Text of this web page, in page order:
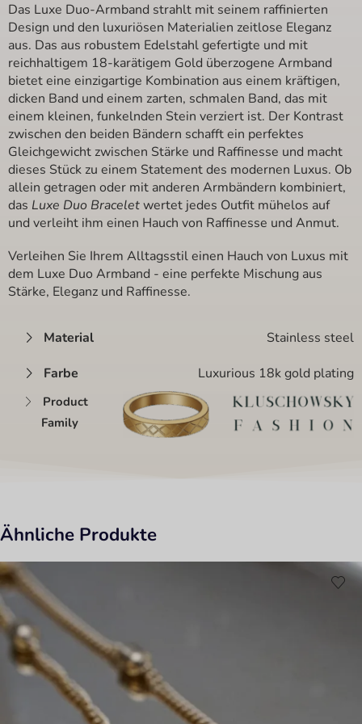
Das Luxe Duo-Armband strahlt mit seinem raffinierten
Design und den luxuriösen Materialien zeitlose Eleganz
aus. Das aus robustem Edelstahl gefertigte und mit
reichhaltigem 18-karätigem Gold überzogene Armband
bietet eine einzigartige Kombination aus einem kräftigen,
dicken Band und einem zarten, schmalen Band, das mit
einem kleinen, funkelnden Stein verziert ist. Der Kontrast
zwischen den beiden Bändern schafft ein perfektes
Gleichgewicht zwischen Stärke und Raffinesse und macht
dieses Stück zu einem Statement des modernen Luxus. Ob
allein getragen oder mit anderen Armbändern kombiniert,
das Luxe Duo Braceletwertet jedes Outfit mühelos auf
und verleiht ihm einen Hauch von Raffinesse und Anmut.
Verleihen Sie Ihrem Alltagsstil einen Hauch von Luxus mit
dem Luxe Duo Armband - eine perfekte Mischung aus
Stärke, Eleganz und Raffinesse.
Material
Stainless steel
Farbe
Luxurious 18k gold plating
Product
Family
Ähnliche Produkte